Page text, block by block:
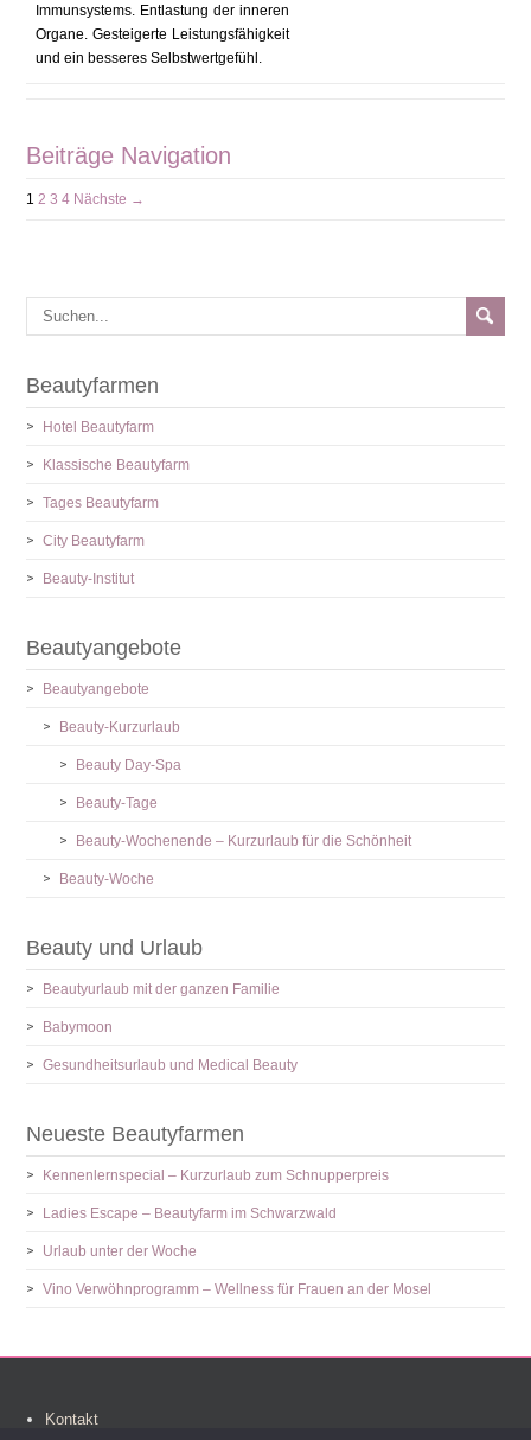
Immunsystems. Entlastung der inneren
Organe. Gesteigerte Leistungsfähigkeit
und ein besseres Selbstwertgefühl.
Beiträge Navigation
1 2 3 4 Nächste →
Beautyfarmen
Hotel Beautyfarm
Klassische Beautyfarm
Tages Beautyfarm
City Beautyfarm
Beauty-Institut
Beautyangebote
Beautyangebote
Beauty-Kurzurlaub
Beauty Day-Spa
Beauty-Tage
Beauty-Wochenende – Kurzurlaub für die Schönheit
Beauty-Woche
Beauty und Urlaub
Beautyurlaub mit der ganzen Familie
Babymoon
Gesundheitsurlaub und Medical Beauty
Neueste Beautyfarmen
Kennenlernspecial – Kurzurlaub zum Schnupperpreis
Ladies Escape – Beautyfarm im Schwarzwald
Urlaub unter der Woche
Vino Verwöhnprogramm – Wellness für Frauen an der Mosel
Kontakt